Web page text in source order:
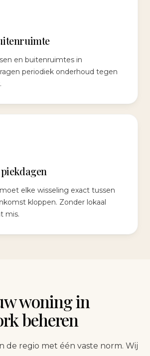
en buitenruimtes in
periodiek onderhoud tegen
elke wisseling exact tussen
kloppen. Zonder lokaal
mis.
woning in
beheren
de regio met één vaste norm. Wij